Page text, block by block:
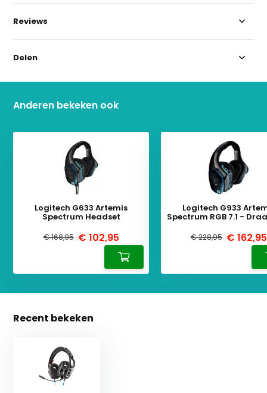
Reviews
Delen
Anderen bekeken ook
Logitech G633 Artemis
Spectrum Headset
€ 168,95 € 102,95
Logitech G933
Spectrum RGB 7.1 -
€ 228,95 € 162,95
Recent bekeken